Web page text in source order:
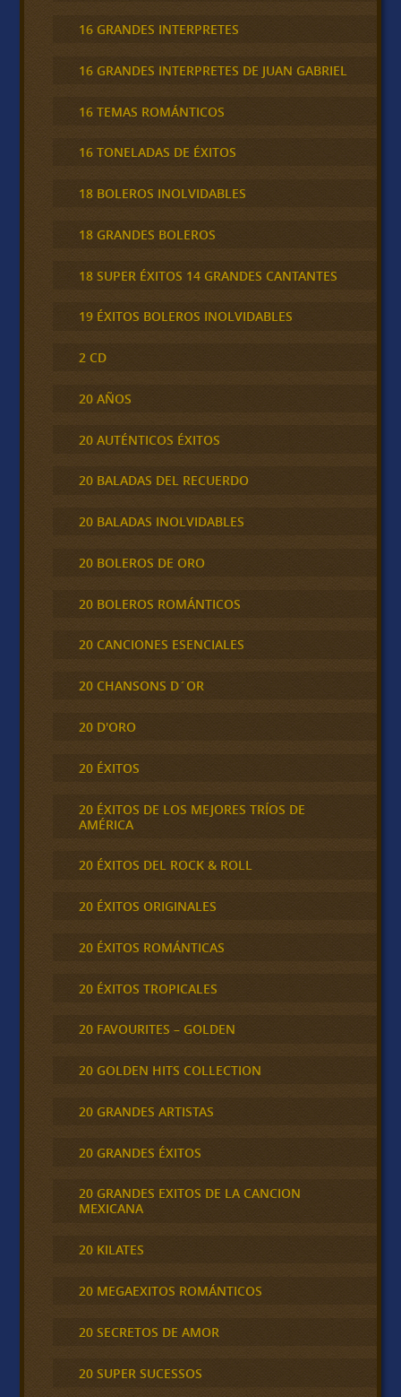
16 GRANDES INTERPRETES
16 GRANDES INTERPRETES DE JUAN GABRIEL
16 TEMAS ROMÁNTICOS
16 TONELADAS DE ÉXITOS
18 BOLEROS INOLVIDABLES
18 GRANDES BOLEROS
18 SUPER ÉXITOS 14 GRANDES CANTANTES
19 ÉXITOS BOLEROS INOLVIDABLES
2 CD
20 AÑOS
20 AUTÉNTICOS ÉXITOS
20 BALADAS DEL RECUERDO
20 BALADAS INOLVIDABLES
20 BOLEROS DE ORO
20 BOLEROS ROMÁNTICOS
20 CANCIONES ESENCIALES
20 CHANSONS D´OR
20 D'ORO
20 ÉXITOS
20 ÉXITOS DE LOS MEJORES TRÍOS DE
AMÉRICA
20 ÉXITOS DEL ROCK & ROLL
20 ÉXITOS ORIGINALES
20 ÉXITOS ROMÁNTICAS
20 ÉXITOS TROPICALES
20 FAVOURITES – GOLDEN
20 GOLDEN HITS COLLECTION
20 GRANDES ARTISTAS
20 GRANDES ÉXITOS
20 GRANDES EXITOS DE LA CANCION
MEXICANA
20 KILATES
20 MEGAEXITOS ROMÁNTICOS
20 SECRETOS DE AMOR
20 SUPER SUCESSOS